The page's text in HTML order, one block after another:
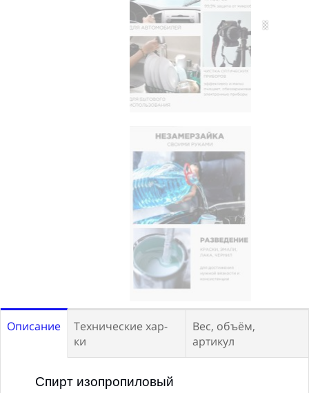
Описание
Технические хар-
ки
Вес, объём,
артикул
Спирт изопропиловый
ПРИМЕНЕНИЕ:
Тара: